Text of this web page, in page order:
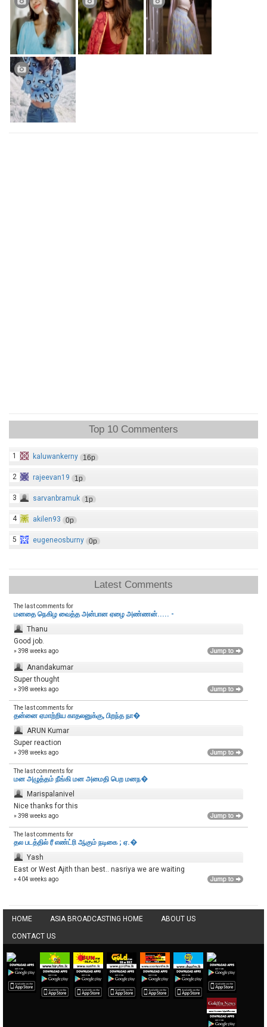
Top 10 Commenters
1 kaluwankerny 16p
2 rajeevan19 1p
3 sarvanbramuk 1p
4 akilen93 0p
5 eugeneosburny 0p
Latest Comments
The last comments for
மனதை நெகிழ வைத்த அன்பான ஏழை அண்ணன்..... -
Thanu
Good job.
» 398 weeks ago
Anandakumar
Super thought
» 398 weeks ago
The last comments for
தன்னை ஏமாற்றிய காதலனுக்கு, பிறந்த நா�
ARUN Kumar
Super reaction
» 398 weeks ago
The last comments for
மன அழுத்தம் நீங்கி மன அமைதி பெற‌ மனந�
Marispalanivel
Nice thanks for this
» 398 weeks ago
The last comments for
தல படத்தில் ரீ எண்ட்ரி ஆகும் நடிகை ; ஏ.�
Yash
East or West Ajith than best.. nasriya we are waiting
» 404 weeks ago
HOME ASIA BROADCASTING HOME ABOUT US
CONTACT US